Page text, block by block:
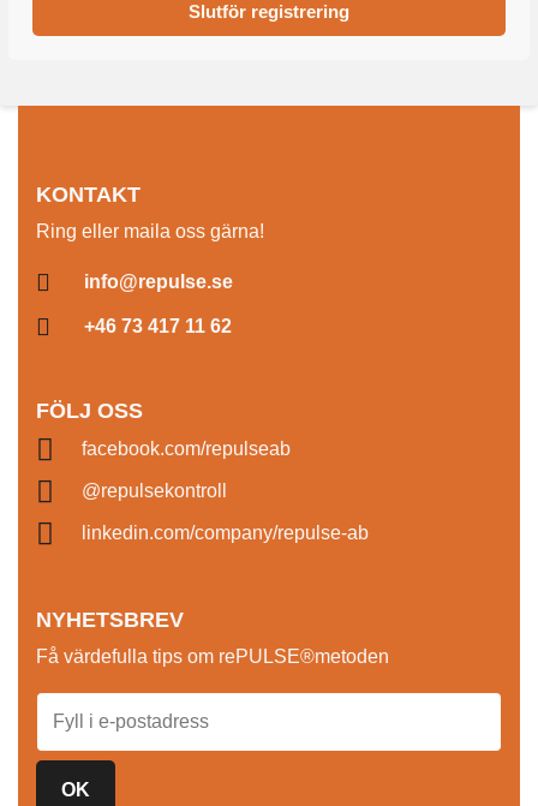
Slutför registrering
KONTAKT
Ring eller maila oss gärna!
info@repulse.se
+46 73 417 11 62
FÖLJ OSS
facebook.com/repulseab
@repulsekontroll
linkedin.com/company/repulse-ab
NYHETSBREV
Få värdefulla tips om rePULSE®metoden
OK